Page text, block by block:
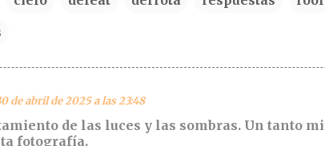
de abril de 2025 a las 23:48
de las luces y las sombras. Un tanto
fotografía.